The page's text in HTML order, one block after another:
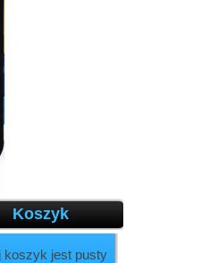
Koszyk
koszyk jest pusty